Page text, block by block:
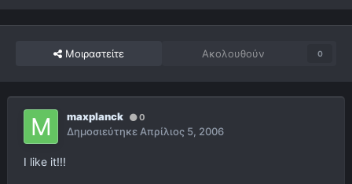
Μοιραστείτε Ακολουθούν 0
maxplanck 0
ΔημοσιεύτηκεΑπρίλιος 5, 2006
I like it!!!